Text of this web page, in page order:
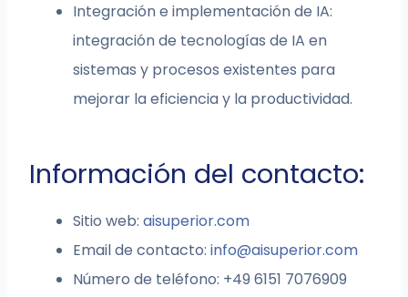
Integración e implementación de IA:
integración de tecnologías de IA en
sistemas y procesos existentes para
mejorar la eficiencia y la productividad.
Información del contacto:
Sitio web:aisuperior.com
Email de contacto:info@aisuperior.com
Número de teléfono: +49 6151 7076909